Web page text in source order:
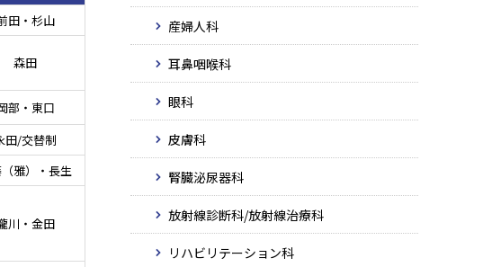
田・杉山
森田
部・東口
田/交替制
雅）・長生
川・金田
産婦人科
耳鼻咽喉科
眼科
皮膚科
腎臓泌尿器科
放射線診断科/放射線治療科
リハビリテーション科